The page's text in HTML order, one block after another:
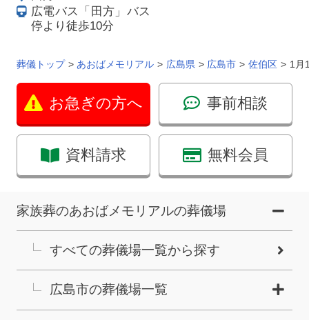
広電バス「田方」バス
停より徒歩10分
葬儀トップ あおばメモリアル 広島県 広島市 佐伯区 1月
お急ぎの方へ 事前相談
資料請求 無料会員
家族葬のあおばメモリアルの葬儀場
すべての葬儀場一覧から探す
広島市の葬儀場一覧